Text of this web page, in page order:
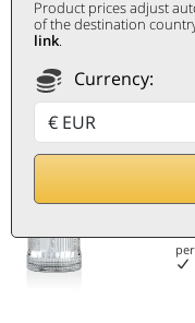
Product prices adjust
of the destination
link.
Currency: